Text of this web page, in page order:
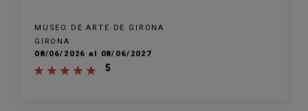
MUSEO DE ARTE DE GIRONA
GIRONA
08/06/2026 al 08/06/2027
5